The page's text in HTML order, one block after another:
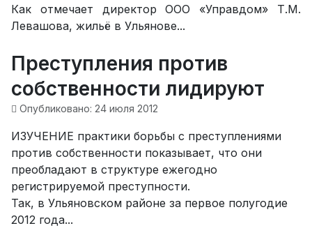
Как отмечает директор ООО «Управдом» Т.М.
Левашова, жильё в Ульянове...
Преступления против
собственности лидируют
Опубликовано: 24 июля 2012
ИЗУЧЕНИЕ практики борьбы с преступлениями
против собственности показывает, что они
преобладают в структуре ежегодно
регистрируемой преступности.
Так, в Ульяновском районе за первое полугодие
2012 года...